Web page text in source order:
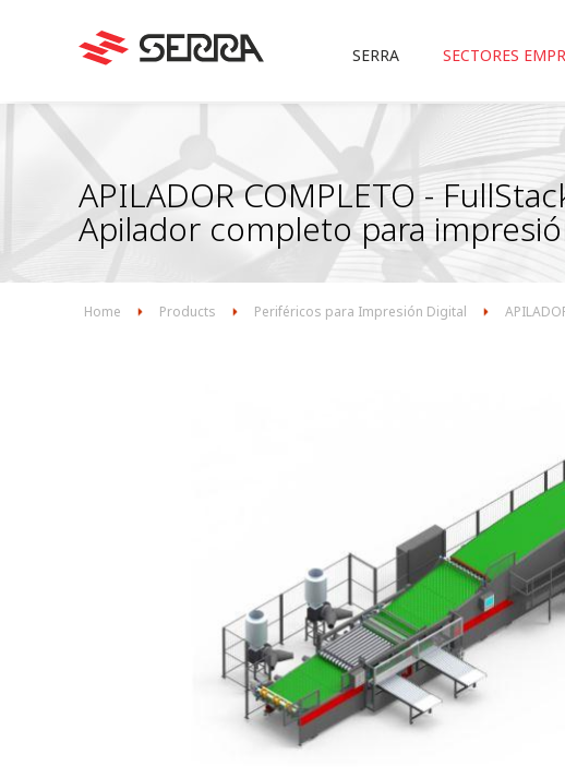
Pasar
contenido
navigation
SERRA SECTORES
APILADOR COMPLETO -
Apilador completo para
Home Products Periféricos para Impresión Digital